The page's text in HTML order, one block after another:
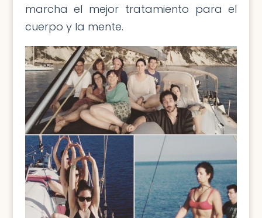
marcha el mejor tratamiento para el
cuerpo y la mente.